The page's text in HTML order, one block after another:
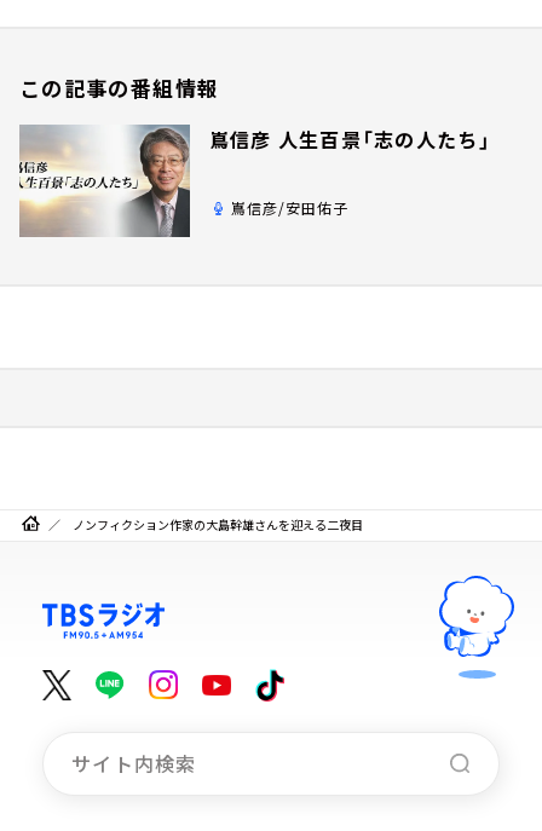
この記事の番組情報
嶌信彦 人生百景「志の人たち」
嶌信彦/安田佑子
ノンフィクション作家の大島幹雄さんを迎える二夜目